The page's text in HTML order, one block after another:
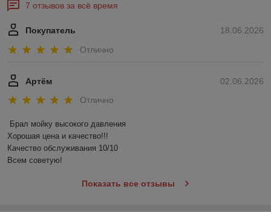
7 отзывов за всё время
18.06.2026
Покупатель
Отлично
02.06.2026
Артём
Отлично
Брал мойку высокого давления
Хорошая цена и качество!!!
Качество обслуживания 10/10
Всем советую!
Показать все отзывы